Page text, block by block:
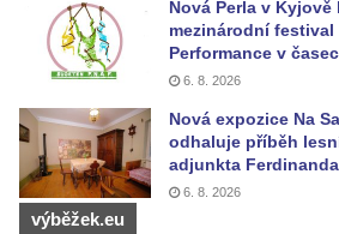
Nová Perla v Kyjově
mezinárodní festival
Performance v
6. 8. 2026
Nová expozice Na
odhaluje příběh
adjunkta
6. 8. 2026
výběžek.eu